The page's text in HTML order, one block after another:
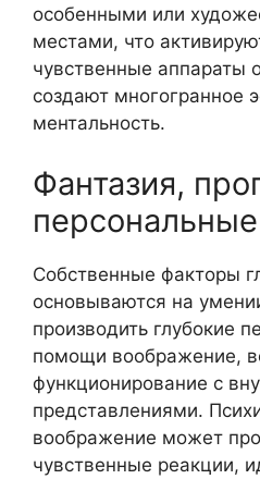
особенными или
местами, что
чувственные аппараты
создают многогранное
ментальность.
Фантазия,
Собственные факторы
основываются на
производить глубокие
помощи воображение,
функционирование с
представлениями.
воображение может
чувственные реакции,